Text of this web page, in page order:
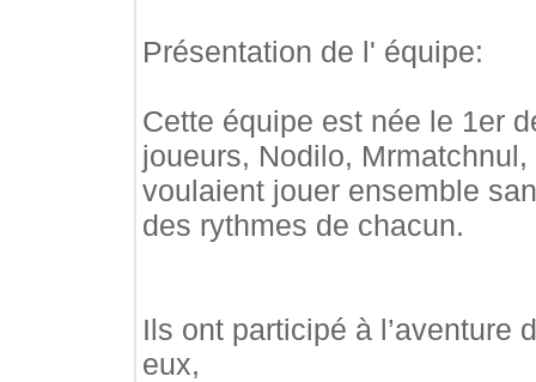
Présentation de l' équipe:
Cette équipe est née le 1er
joueurs, Nodilo,
voulaient jouer ensemble
des rythmes de chacun.
Ils ont participé à l’aventure
eux,